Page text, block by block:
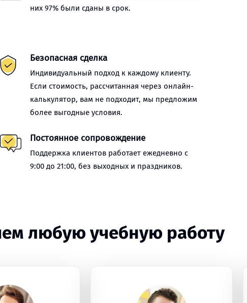
них 97% были сданы в срок.
Безопасная сделка
Индивидуальный подход к каждому клиенту.
Если стоимость, рассчитанная через онлайн-
калькулятор, вам не подходит, мы предложим
более выгодные условия.
Постоянное сопровождение
Поддержка клиентов работает ежедневно с
9:00 до 21:00, без выходных и праздников.
любую учебную работу